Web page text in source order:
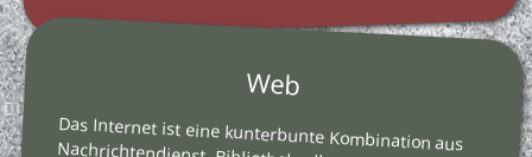
Web
Das Internet ist eine kunterbunte Kombination aus
Nachrichtendienst, Bibliothek, allgemeiner
Lebenshilfe, Litfasssäule, Supermarkt, Rummelplatz
und Müllhaufen – alles virtuell und daher äußerst
platzsparend untergebracht. © Prof. Querulix